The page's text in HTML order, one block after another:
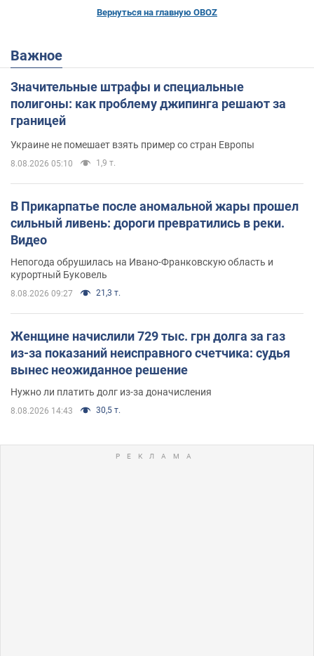
Вернуться на главную OBOZ
Важное
Значительные штрафы и специальные
полигоны: как проблему джипинга решают за
границей
Украине не помешает взять пример со стран Европы
8.08.2026 05:10 1,9 т.
В Прикарпатье после аномальной жары прошел
сильный ливень: дороги превратились в реки.
Видео
Непогода обрушилась на Ивано-Франковскую область и
курортный Буковель
8.08.2026 09:27 21,3 т.
Женщине начислили 729 тыс. грн долга за газ
из-за показаний неисправного счетчика: судья
вынес неожиданное решение
Нужно ли платить долг из-за доначисления
8.08.2026 14:43 30,5 т.